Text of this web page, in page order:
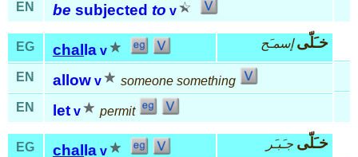
EN be subjected to v
EG chal la v خـَلّى إسمـَح
EN allow v
someone something
EN
let v permit
EG chal la v خـَلّى جـَبـَر